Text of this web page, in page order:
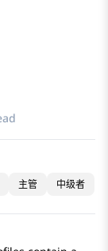
主管 中级者